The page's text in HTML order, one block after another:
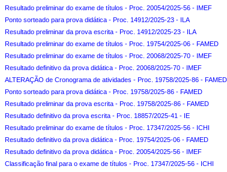
Resultado preliminar do exame de títulos - Proc. 20054/2025-56 - IMEF
Ponto sorteado para prova didática - Proc. 14912/2025-23 - ILA
Resultado preliminar da prova escrita - Proc. 14912/2025-23 - ILA
Resultado preliminar do exame de títulos - Proc. 19754/2025-06 - FAMED
Resultado preliminar do exame de títulos - Proc. 20068/2025-70 - IMEF
Resultado definitivo da prova didática - Proc. 20068/2025-70 - IMEF
ALTERAÇÃO de Cronograma de atividades - Proc. 19758/2025-86 - FAMED
Ponto sorteado para prova didática - Proc. 19758/2025-86 - FAMED
Resultado preliminar da prova escrita - Proc. 19758/2025-86 - FAMED
Resultado definitivo da prova escrita - Proc. 18857/2025-41 - IE
Resultado preliminar do exame de títulos - Proc. 17347/2025-56 - ICHI
Resultado definitivo da prova didática - Proc. 19754/2025-06 - FAMED
Resultado definitivo da prova didática - Proc. 20054/2025-56 - IMEF
Classificação final para o exame de títulos - Proc. 17347/2025-56 - ICHI